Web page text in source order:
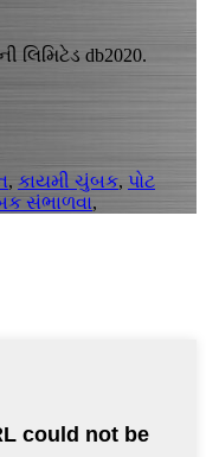
લિમિટેડ db2020.
, કાયમી ચુંબક, પોટ
સંભાળવા,